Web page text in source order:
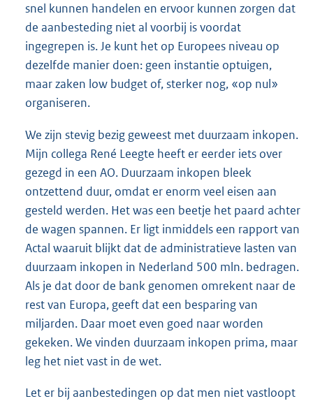
snel kunnen handelen en ervoor kunnen zorgen dat
de aanbesteding niet al voorbij is voordat
ingegrepen is. Je kunt het op Europees niveau op
dezelfde manier doen: geen instantie optuigen,
maar zaken low budget of, sterker nog, «op nul»
organiseren.
We zijn stevig bezig geweest met duurzaam inkopen.
Mijn collega René Leegte heeft er eerder iets over
gezegd in een AO. Duurzaam inkopen bleek
ontzettend duur, omdat er enorm veel eisen aan
gesteld werden. Het was een beetje het paard achter
de wagen spannen. Er ligt inmiddels een rapport van
Actal waaruit blijkt dat de administratieve lasten van
duurzaam inkopen in Nederland 500 mln. bedragen.
Als je dat door de bank genomen omrekent naar de
rest van Europa, geeft dat een besparing van
miljarden. Daar moet even goed naar worden
gekeken. We vinden duurzaam inkopen prima, maar
leg het niet vast in de wet.
Let er bij aanbestedingen op dat men niet vastloopt